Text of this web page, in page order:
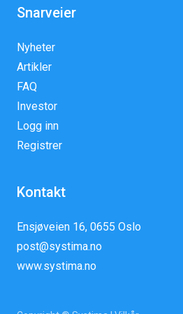
Snarveier
Nyheter
Artikler
FAQ
Investor
Logg inn
Registrer
Kontakt
Ensjøveien 16, 0655 Oslo
post@systima.no
www.systima.no